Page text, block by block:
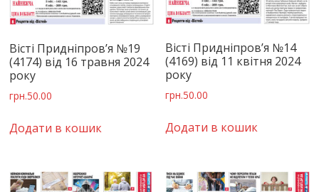
Вісті Придніпров’я №19
(4174) від 16 травня 2024
року
грн.50.00
Додати в кошик
Вісті Придніпров’я №14
(4169) від 11 квітня 2024
року
грн.50.00
Додати в кошик